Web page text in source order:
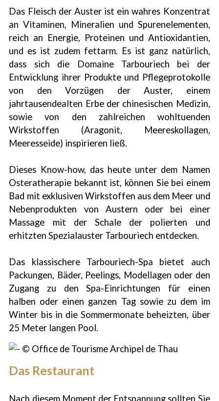
Das Fleisch der Auster ist ein wahres Konzentrat
an Vitaminen, Mineralien und Spurenelementen,
reich an Energie, Proteinen und Antioxidantien,
und es ist zudem fettarm. Es ist ganz natürlich,
dass sich die Domaine Tarbouriech bei der
Entwicklung ihrer Produkte und Pflegeprotokolle
von den Vorzügen der Auster, einem
jahrtausendealten Erbe der chinesischen Medizin,
sowie von den zahlreichen wohltuenden
Wirkstoffen (Aragonit, Meereskollagen,
Meeresseide) inspirieren ließ.
Dieses Know-how, das heute unter dem Namen
Osteratherapie bekannt ist, können Sie bei einem
Bad mit exklusiven Wirkstoffen aus dem Meer und
Nebenprodukten von Austern oder bei einer
Massage mit der Schale der polierten und
erhitzten Spezialauster Tarbouriech entdecken.
Das klassischere Tarbouriech-Spa bietet auch
Packungen, Bäder, Peelings, Modellagen oder den
Zugang zu den Spa-Einrichtungen für einen
halben oder einen ganzen Tag sowie zu dem im
Winter bis in die Sommermonate beheizten, über
25 Meter langen Pool.
Das Restaurant
Nach diesem Moment der Entspannung sollten Sie